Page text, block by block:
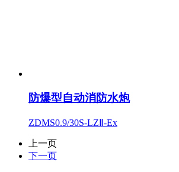
防爆型自动消防水炮
ZDMS0.9/30S-LZⅡ-Ex
上一页
下一页